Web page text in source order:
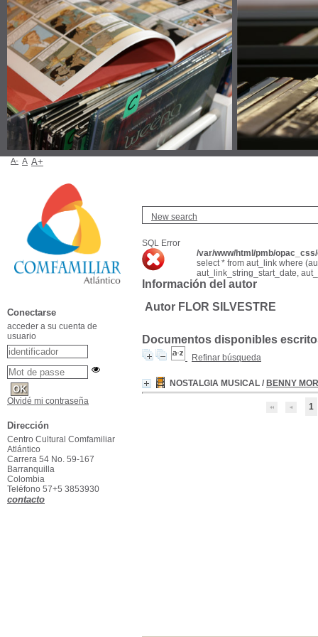
New search
SQL Error
/var/www/html/pmb/
select * from aut_link where
aut_link_string_start_date,
Información del autor
Autor FLOR SILVESTRE
Documentos disponibles
Refinar búsqueda
NOSTALGIA MUSICAL / BENNY
1
A- A A+
Conectarse
acceder a su cuenta de
usuario
Olvidé mi contraseña
Dirección
Centro Cultural Comfamiliar
Atlántico
Carrera 54 No. 59-167
Barranquilla
Colombia
Teléfono 57+5 3853930
contacto